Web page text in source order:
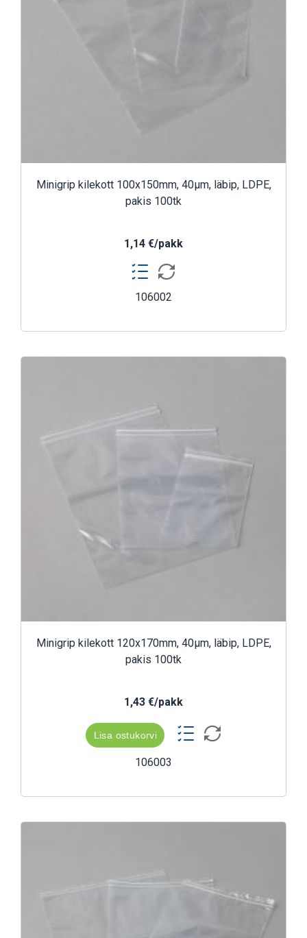
Minigrip kilekott 100x150mm, 40µm, läbip, LDPE,
pakis 100tk
1,14 €/pakk
106002
Minigrip kilekott 120x170mm, 40µm, läbip, LDPE,
pakis 100tk
1,43 €/pakk
Lisa ostukorvi
106003